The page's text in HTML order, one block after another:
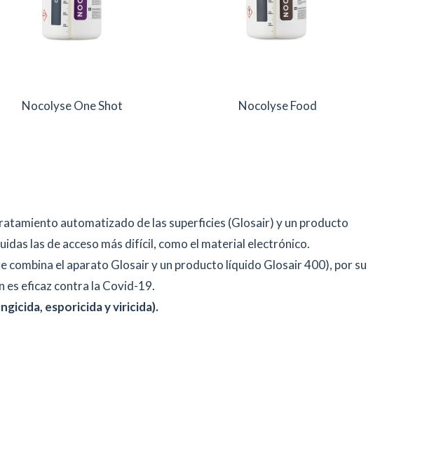
Nocolyse One Shot Nocolyse Food
automatizado de las superficies (Glosair) y un producto
las de acceso más difícil, como el material electrónico.
combina el aparato Glosair y un producto líquido Glosair 400), por su
es eficaz contra la Covid-19.
esporicida y viricida).